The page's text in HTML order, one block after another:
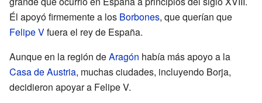
Él apoyó firmemente a los Borbones, que querían que
Felipe Vfuera el rey de España.
Aunque en la región deAragón había más apoyo a la
Casa de Austria, muchas ciudades, incluyendo Borja,
decidieron apoyar a Felipe V.